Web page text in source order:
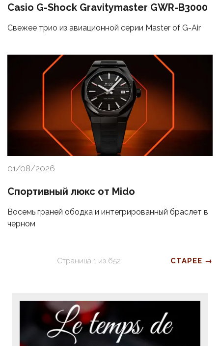
Casio G-Shock Gravitymaster GWR-B3000
Свежее трио из авиационной серии Master of G-Air
01/08/2026
Спортивный люкс от Mido
Восемь граней ободка и интегрированный браслет в
черном
Страница 1 из 652 СТАРЕЕ →